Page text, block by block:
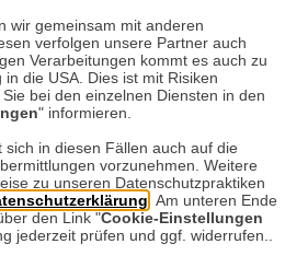
wir gemeinsam mit anderen
verfolgen unsere Partner auch
Verarbeitungen kommt es auch zu
die USA. Dies ist mit Risiken
bei den einzelnen Diensten in den
" informieren.
sich in diesen Fällen auch auf die
vorzunehmen. Weitere
zu unseren Datenschutzpraktiken
. Am unteren Ende
den Link "Cookie-Einstellungen
jederzeit prüfen und ggf. widerrufen..
Impressum
Kontakt
Netiquette